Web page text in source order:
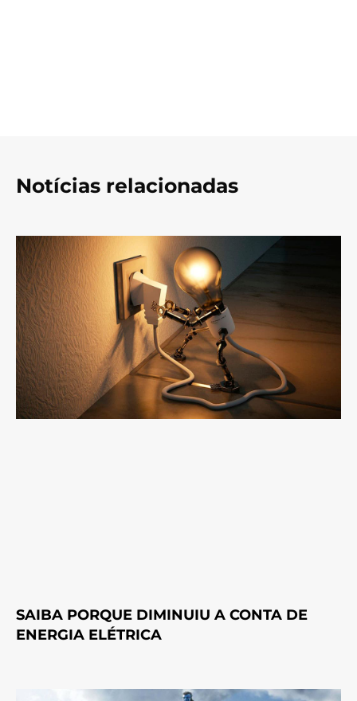
Notícias relacionadas
SAIBA PORQUE DIMINUIU A CONTA DE
ENERGIA ELÉTRICA